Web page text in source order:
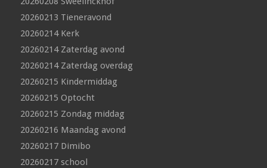
20260213 Tieneravond
20260214 Kerk
20260214 Zaterdag avond
20260214 Zaterdag overdag
20260215 Kindermiddag
20260215 Optocht
20260215 Zondag middag
20260216 Maandag avond
20260217 Dimibo
20260217 school